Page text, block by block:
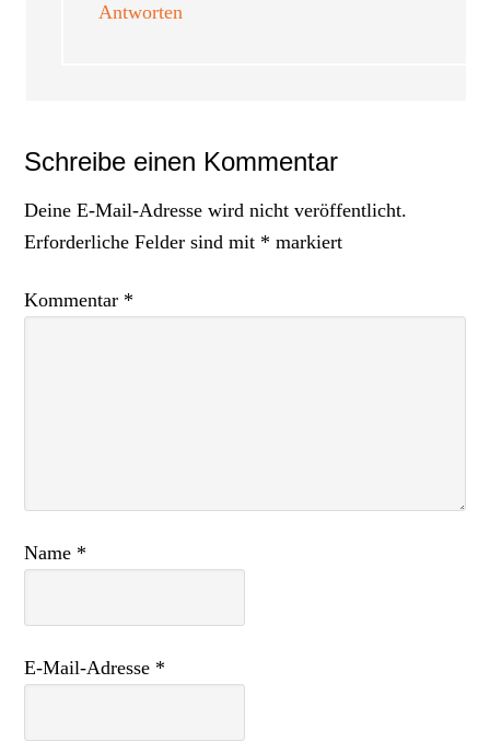
Antworten
Schreibe einen Kommentar
Deine E-Mail-Adresse wird nicht veröffentlicht.
Erforderliche Felder sind mit * markiert
Kommentar *
Name *
E-Mail-Adresse *